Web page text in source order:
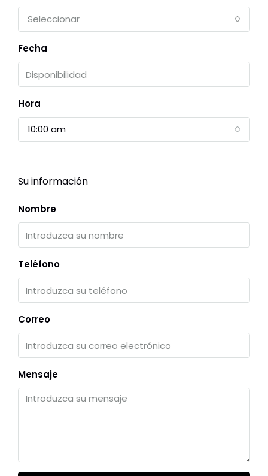
Seleccionar
Fecha
Hora
10:00 am
Su información
Nombre
Teléfono
Correo
Mensaje